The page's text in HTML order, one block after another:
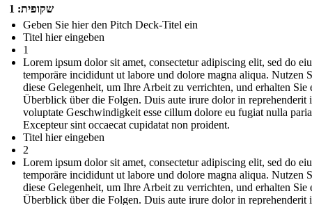
שקופית: 1
Geben Sie hier den Pitch Deck-Titel ein
Titel hier eingeben
1
Lorem ipsum dolor sit amet, consectetur adipiscing elit, sed do
temporäre incididunt ut labore und dolore magna aliqua. Nutzen
diese Gelegenheit, um Ihre Arbeit zu verrichten, und erhalten Sie
Überblick über die Folgen. Duis aute irure dolor in reprehenderit
voluptate Geschwindigkeit esse cillum dolore eu fugiat nulla
Excepteur sint occaecat cupidatat non proident.
Titel hier eingeben
2
Lorem ipsum dolor sit amet, consectetur adipiscing elit, sed do
temporäre incididunt ut labore und dolore magna aliqua. Nutzen
diese Gelegenheit, um Ihre Arbeit zu verrichten, und erhalten Sie
Überblick über die Folgen. Duis aute irure dolor in reprehenderit